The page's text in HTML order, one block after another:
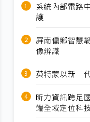
系統內部電路
護
屏南偏鄉智慧
像辨識
英特蒙以新一
昕力資訊跨足
端全域定位科